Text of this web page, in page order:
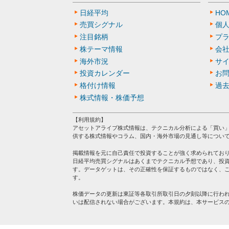
日経平均
売買シグナル
注目銘柄
株テーマ情報
海外市況
投資カレンダー
格付け情報
株式情報・株価予想
個
プ
会
サ
お
過
【利用規約】
アセットアライブ株式情報は、テクニカル分析による「買
供する株式情報やコラム、国内・海外市場の見通し等につい
掲載情報を元に自己責任で投資することが強く求められてお
日経平均売買シグナルはあくまでテクニカル予想であり、投
す。データゲットは、その正確性を保証するものではなく、
す。
株価データの更新は東証等各取引所取引日の夕刻以降に行わ
いは配信されない場合がございます。本規約は、本サービス